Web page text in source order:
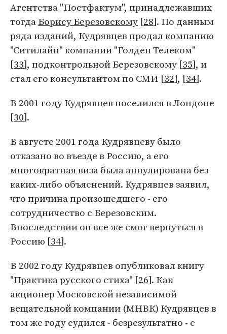
Агентства "Постфактум", принадлежавших
тогдаБорису Березовскому [28]. По данным
ряда изданий, Кудрявцев продал компанию
"Ситилайн" компании "Голден Телеком"
[33], подконтрольной Березовскому [35], и
стал его консультантом по СМИ [32], [34].
В 2001 году Кудрявцев поселился в Лондоне
[30].
В августе 2001 года Кудрявцеву было
отказано во въезде в Россию, а его
многократная виза была аннулирована без
каких-либо объяснений. Кудрявцев заявил,
что причина произошедшего - его
сотрудничество с Березовским.
Впоследствии он все же смог вернуться в
Россию [34].
В 2002 году Кудрявцев опубликовал книгу
"Практика русского стиха" [26]. Как
акционер Московской независимой
вещательной компании (МНВК) Кудрявцев в
том же году судился - безрезультатно - с